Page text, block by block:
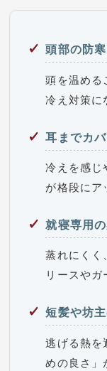
頭部の防
頭を温める
冷え対策に
耳までカ
冷えを感じ
が格段にア
就寝専用
蒸れにくく
リースやガ
短髪や坊
逃げる熱を
めの良さ」